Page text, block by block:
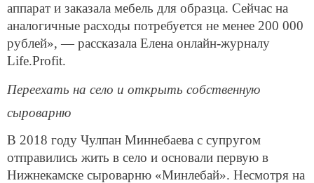
аппарат и заказала мебель для образца. Сейчас на
аналогичные расходы потребуется не менее 200 000
рублей», — рассказала Елена онлайн-журналу
Life.Profit.
Переехать на село и открыть собственную
сыроварню
В 2018 году Чулпан Миннебаева с супругом
отправились жить в село и основали первую в
Нижнекамске сыроварню «Минлебай». Несмотря на